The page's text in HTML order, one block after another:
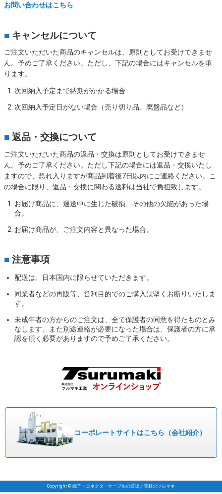
お問い合わせはこちら
■ キャンセルについて
ご注文いただいた商品のキャンセルは、原則としてお受けできませ
ん。予めご了承ください。ただし、下記の場合にはキャンセルを承
ります。
次回納入予定まで納期がかかる場合
次回納入予定日がない場合（売り切り品、廃盤品など）
■ 返品・交換について
ご注文いただいた商品の返品・交換は原則としてお受けできませ
ん。予めご了承ください。ただし下記の場合には返品・交換いたし
ますので、恐れ入りますが商品到着後7日以内にご連絡ください。こ
の場合に限り、返品・交換に関わる送料は当社で負担致します。
お届け商品に、運送中に生じた破損、その他の欠陥があった場
合。
お届け商品が、ご注文内容と異なった場合。
■ 注意事項
配送は、日本国内に限らせていただきます。
同業者などの再販等、営利目的でのご購入は堅くお断りいたしま
す。
未成年者の方からのご注文は、全て保護者の同意を得たものとみ
なします。また別途連絡が必要になった場合は、保護者の方に承
認を頂く必要がありますので予めご了承ください。
コーポレートサイトはこちら （会社紹介）
Copyright © 端子・コネクタ・ケーブルの通販／電材のツルマキ